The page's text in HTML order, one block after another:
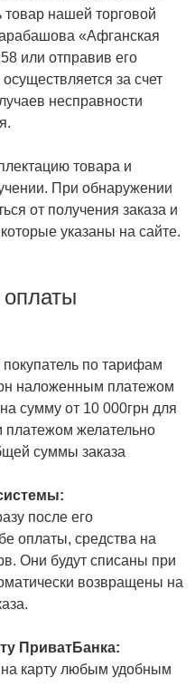
нашей торговой
«Афганская
или отправив его
за счет
несправности
товара и
При обнаружении
от получения заказа и
указаны на сайте.
по тарифам
наложенным платежом
сумму от 10 000грн для
желательно
суммы заказа
после его
оплаты, средства на
Они будут списаны при
возвращены на
ПриватБанка:
карту любым удобным